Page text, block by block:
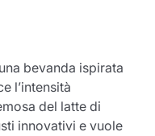
bevanda ispirata
l’intensità
del latte di
innovativi e vuole